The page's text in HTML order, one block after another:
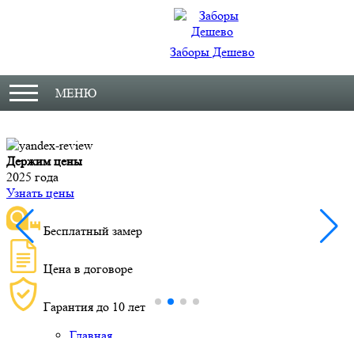
Заборы Дешево
МЕНЮ
Держим цены
2025 года
Узнать цены
Бесплатный замер
Цена в договоре
Гарантия до 10 лет